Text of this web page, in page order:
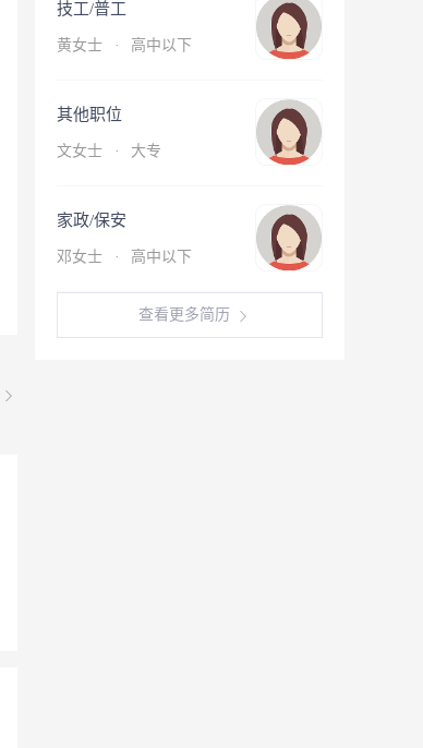
技工/普工
黄女士 · 高中以下
其他职位
文女士 · 大专
家政/保安
邓女士 · 高中以下
查看更多简历